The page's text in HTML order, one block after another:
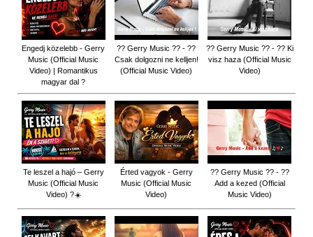
Engedj közelebb - Gerry
Music (Official Music
Video) | Romantikus
magyar dal ?
?? Gerry Music ?? - ??
Csak dolgozni ne kelljen!
(Official Music Video)
?? Gerry Music ?? - ?? Ki
visz haza (Official Music
Video)
Te leszel a hajó – Gerry
Music (Official Music
Video) ?☀️
Érted vagyok - Gerry
Music (Official Music
Video)
?? Gerry Music ?? - ??
Add a kezed (Official
Music Video)